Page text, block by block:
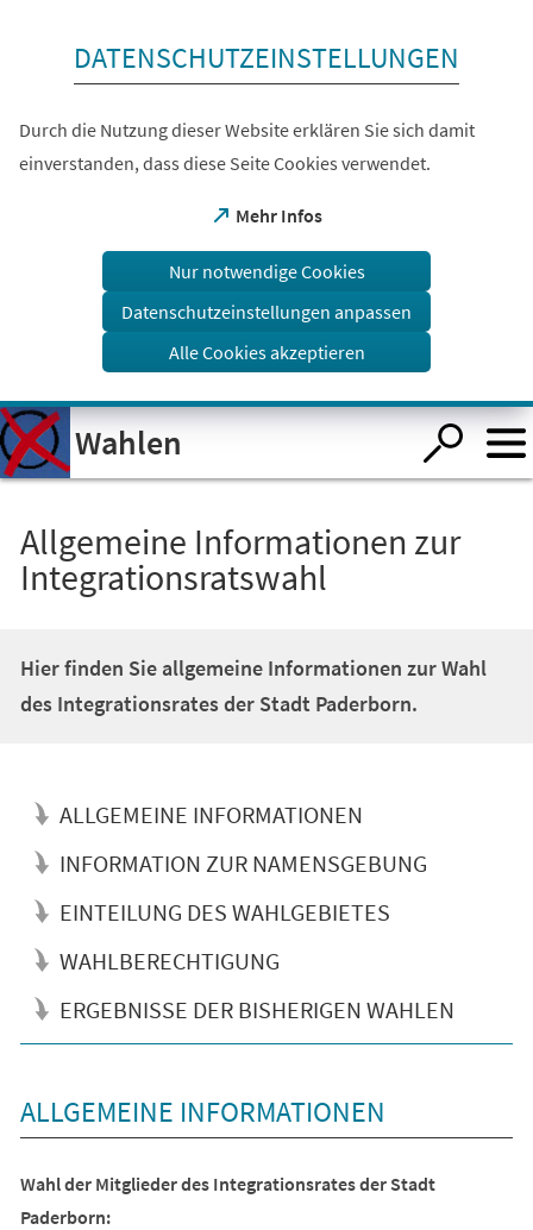
Visuelle
Assistenzsoftware
öffnen.
DATENSCHUTZEINSTELLUNGEN
Durch die Nutzung dieser Website erklären Sie sich damit
einverstanden, dass diese Seite Cookies verwendet.
Mehr Infos
(Öffnet
einem
Tab)
Nur notwendige Cookies
Datenschutzeinstellungen anpassen
Alle Cookies akzeptieren
Wahlen
Allgemeine Informationen zur
Integrationsratswahl
Hier finden Sie allgemeine Informationen zur Wahl
des Integrationsrates der Stadt Paderborn.
ALLGEMEINE INFORMATIONEN
INFORMATION ZUR NAMENSGEBUNG
EINTEILUNG DES WAHLGEBIETES
WAHLBERECHTIGUNG
ERGEBNISSE DER BISHERIGEN WAHLEN
ALLGEMEINE INFORMATIONEN
Wahl der Mitglieder des Integrationsrates der Stadt
Paderborn: